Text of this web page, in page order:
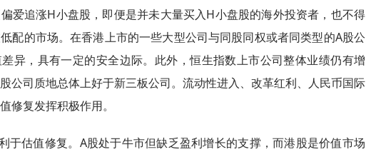
爱追涨H小盘股，即便是并未大量买入H小盘股的海外投资者，也不得
配的市场。在香港上市的一些大型公司与同股同权或者同类型的A股公
异，具有一定的安全边际。此外，恒生指数上市公司整体业绩仍有增
公司质地总体上好于新三板公司。流动性进入、改革红利、人民币国际
修复发挥积极作用。
于估值修复。A股处于牛市但缺乏盈利增长的支撑，而港股是价值市场